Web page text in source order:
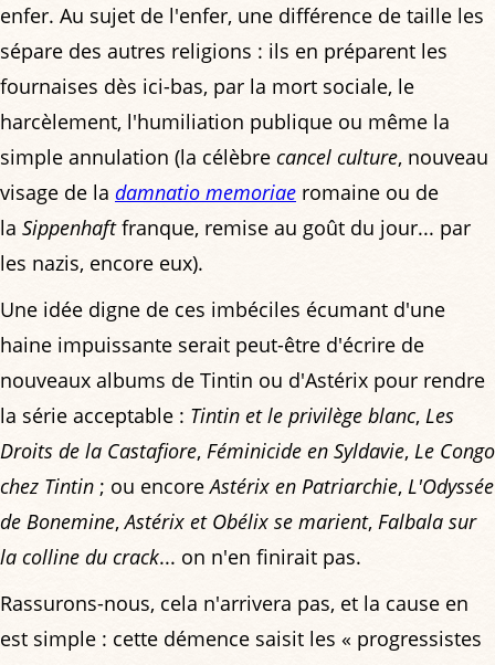
enfer. Au sujet de l'enfer, une différence de taille les
sépare des autres religions : ils en préparent les
fournaises dès ici-bas, par la mort sociale, le
harcèlement, l'humiliation publique ou même la
simple annulation (la célèbre cancel culture, nouveau
visage de la damnatio memoriae romaine ou de
la Sippenhaftfranque, remise au goût du jour... par
les nazis, encore eux).
Une idée digne de ces imbéciles écumant d'une
haine impuissante serait peut-être d'écrire de
nouveaux albums de Tintin ou d'Astérix pour rendre
la série acceptable : Tintin et le privilège blanc, Les
Droits de la Castafiore, Féminicide en Syldavie, Le Congo
chez Tintin ; ou encoreAstérix en Patriarchie, L'Odyssée
de Bonemine,Astérix et Obélix se marient, Falbala sur
la colline du crack... on n'en finirait pas.
Rassurons-nous, cela n'arrivera pas, et la cause en
est simple : cette démence saisit les « progressistes